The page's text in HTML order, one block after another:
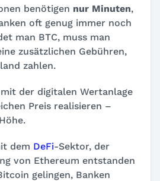
benötigen nur Minuten,
oft genug immer noch
man BTC, muss man
zusätzlichen Gebühren,
zahlen.
der digitalen Wertanlage
Preis realisieren –
dem DeFi-Sektor, der
von Ethereum entstanden
gelingen, Banken